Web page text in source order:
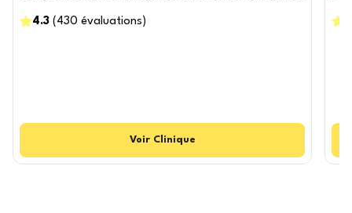
4.3 ( 430 évaluations )
Voir Clinique